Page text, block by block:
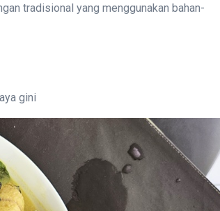
tradisional yang menggunakan bahan-
gini